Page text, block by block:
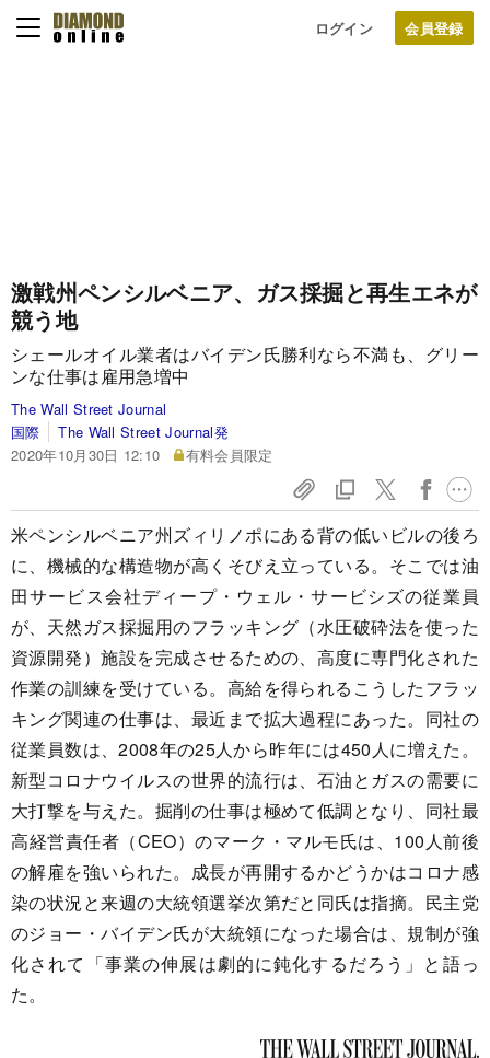
ログイン
激戦州ペンシルベニア、ガス採掘と再生エネが
競う地
シェールオイル業者はバイデン氏勝利なら不満も、グリー
ンな仕事は雇用急増中
The Wall Street Journal
国際
The Wall Street Journal発
2020年10月30日 12:10
有料会員限定
米ペンシルベニア州ズィリノポにある背の低いビルの後ろ
に、機械的な構造物が高くそびえ立っている。そこでは油
田サービス会社ディープ・ウェル・サービシズの従業員
が、天然ガス採掘用のフラッキング（水圧破砕法を使った
資源開発）施設を完成させるための、高度に専門化された
作業の訓練を受けている。高給を得られるこうしたフラッ
キング関連の仕事は、最近まで拡大過程にあった。同社の
従業員数は、2008年の25人から昨年には450人に増えた。
新型コロナウイルスの世界的流行は、石油とガスの需要に
大打撃を与えた。掘削の仕事は極めて低調となり、同社最
高経営責任者（CEO）のマーク・マルモ氏は、100人前後
の解雇を強いられた。成長が再開するかどうかはコロナ感
染の状況と来週の大統領選挙次第だと同氏は指摘。民主党
のジョー・バイデン氏が大統領になった場合は、規制が強
化されて「事業の伸展は劇的に鈍化するだろう」と語っ
た。